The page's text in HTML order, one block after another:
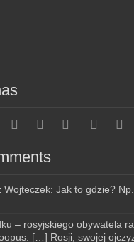
Wojteczek: Jak to gdzie?
– rosyjskiego obywatela
[…] Rosji, swojej